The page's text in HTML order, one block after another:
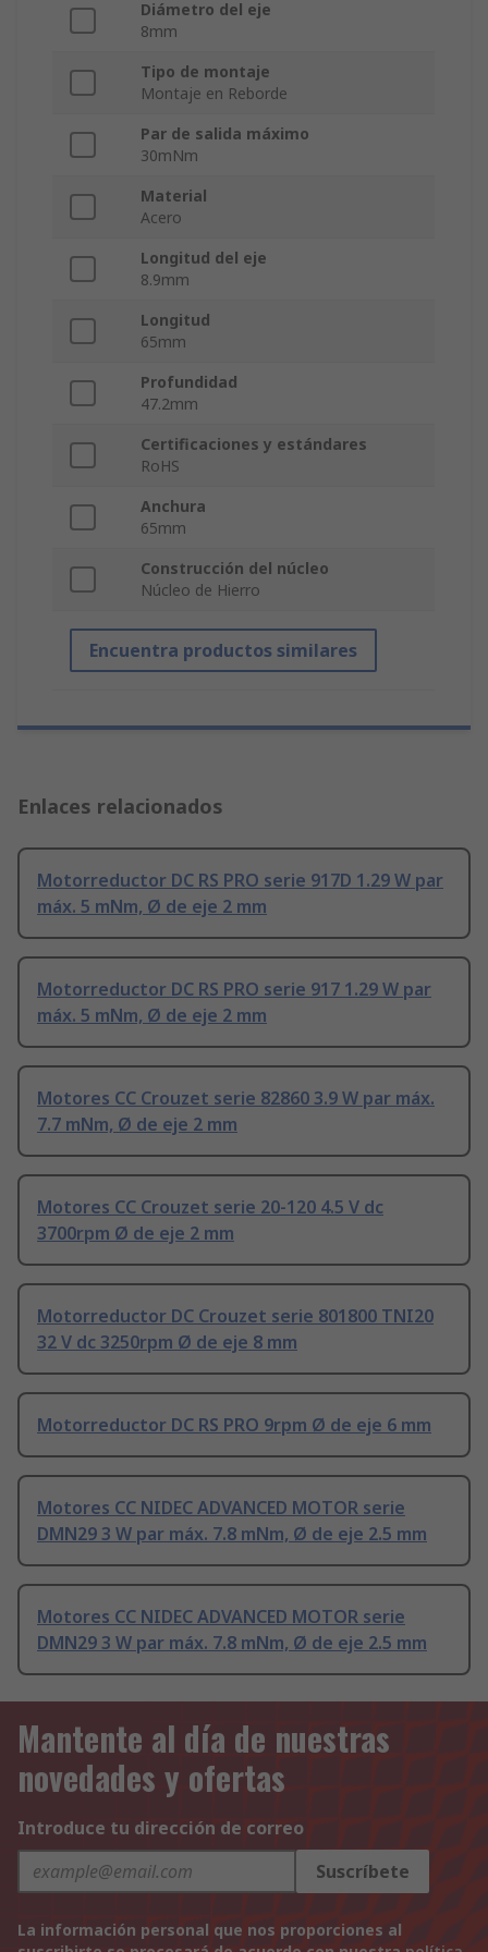
Diámetro del eje
8mm
Tipo de montaje
Montaje en Reborde
Par de salida máximo
30mNm
Material
Acero
Longitud del eje
8.9mm
Longitud
65mm
Profundidad
47.2mm
Certificaciones y estándares
RoHS
Anchura
65mm
Construcción del núcleo
Núcleo de Hierro
Encuentra productos similares
Enlaces relacionados
Motorreductor DC RS PRO serie 917D 1.29 W par
máx. 5 mNm, Ø de eje 2 mm
Motorreductor DC RS PRO serie 917 1.29 W par
máx. 5 mNm, Ø de eje 2 mm
Motores CC Crouzet serie 82860 3.9 W par máx.
7.7 mNm, Ø de eje 2 mm
Motores CC Crouzet serie 20-120 4.5 V dc
3700rpm Ø de eje 2 mm
Motorreductor DC Crouzet serie 801800 TNI20
32 V dc 3250rpm Ø de eje 8 mm
Motorreductor DC RS PRO 9rpm Ø de eje 6 mm
Motores CC NIDEC ADVANCED MOTOR serie
DMN29 3 W par máx. 7.8 mNm, Ø de eje 2.5 mm
Motores CC NIDEC ADVANCED MOTOR serie
DMN29 3 W par máx. 7.8 mNm, Ø de eje 2.5 mm
Mantente al día de nuestras
novedades y ofertas
Introduce tu dirección de correo
Suscríbete
La información personal que nos proporciones al